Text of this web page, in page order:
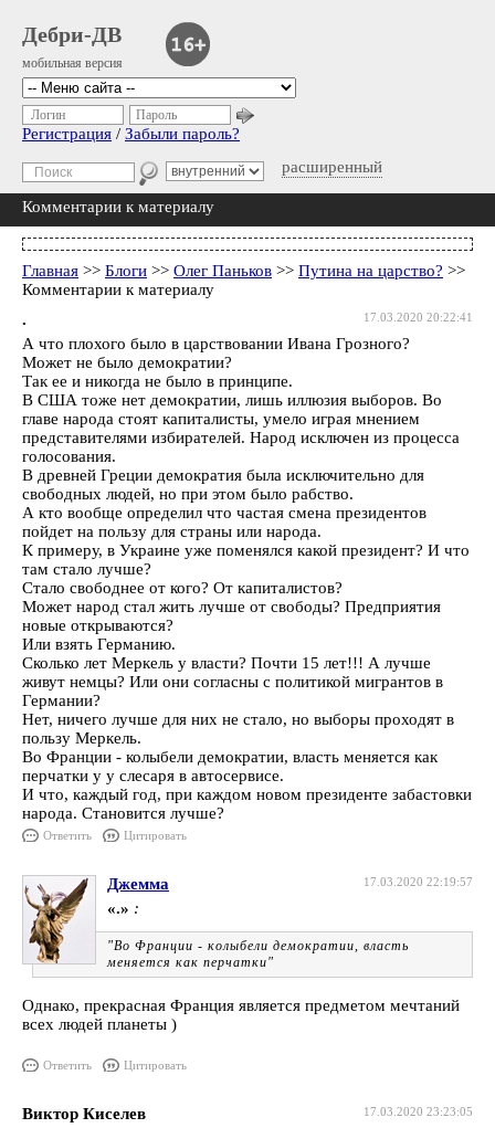
Дебри-ДВ
мобильная версия
расширенный
Логин Пароль
Регистрация / Забыли пароль?
Комментарии к материалу
Главная >> Блоги >> Олег Паньков >> Путина на царство? >>
Комментарии к материалу
17.03.2020 20:22:41
.
А что плохого было в царствовании Ивана Грозного?
Может не было демократии?
Так ее и никогда не было в принципе.
В США тоже нет демократии, лишь иллюзия выборов. Во
главе народа стоят капиталисты, умело играя мнением
представителями избирателей. Народ исключен из процесса
голосования.
В древней Греции демократия была исключительно для
свободных людей, но при этом было рабство.
А кто вообще определил что частая смена президентов
пойдет на пользу для страны или народа.
К примеру, в Украине уже поменялся какой президент? И что
там стало лучше?
Стало свободнее от кого? От капиталистов?
Может народ стал жить лучше от свободы? Предприятия
новые открываются?
Или взять Германию.
Сколько лет Меркель у власти? Почти 15 лет!!! А лучше
живут немцы? Или они согласны с политикой мигрантов в
Германии?
Нет, ничего лучше для них не стало, но выборы проходят в
пользу Меркель.
Во Франции - колыбели демократии, власть меняется как
перчатки у у слесаря в автосервисе.
И что, каждый год, при каждом новом президенте забастовки
народа. Становится лучше?
Ответить Цитировать
17.03.2020 22:19:57
Джемма
«.» :
"Во Франции - колыбели демократии, власть
меняется как перчатки"
Однако, прекрасная Франция является предметом мечтаний
всех людей планеты )
Ответить Цитировать
17.03.2020 23:23:05
Виктор Киселев